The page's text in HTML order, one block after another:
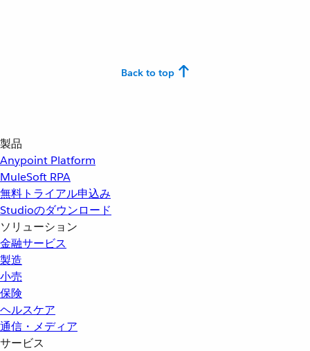
Back to top
製品
Anypoint Platform
MuleSoft RPA
無料トライアル申込み
Studioのダウンロード
ソリューション
金融サービス
製造
小売
保険
ヘルスケア
通信・メディア
サービス